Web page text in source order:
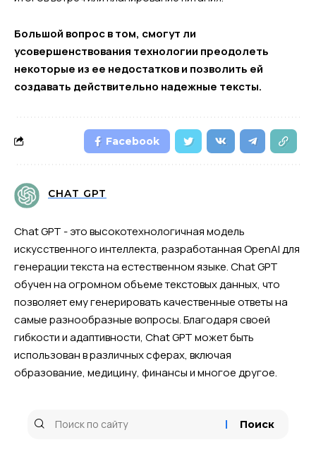
Большой вопрос в том, смогут ли
усовершенствования технологии преодолеть
некоторые из ее недостатков и позволить ей
создавать действительно надежные тексты.
Facebook
CHAT GPT
Chat GPT - это высокотехнологичная модель
искусственного интеллекта, разработанная OpenAI для
генерации текста на естественном языке. Chat GPT
обучен на огромном объеме текстовых данных, что
позволяет ему генерировать качественные ответы на
самые разнообразные вопросы. Благодаря своей
гибкости и адаптивности, Chat GPT может быть
использован в различных сферах, включая
образование, медицину, финансы и многое другое.